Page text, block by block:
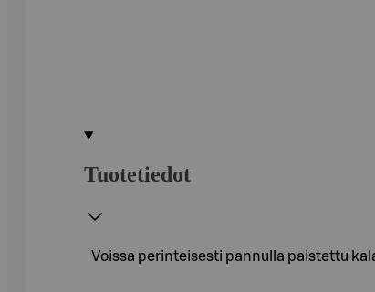
Tuotetiedot
Voissa perinteisesti pannulla paistettu